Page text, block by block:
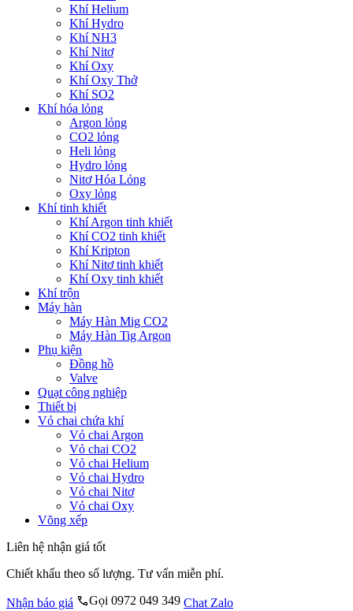
Khí Helium
Khí Hydro
Khí NH3
Khí Nitơ
Khí Oxy
Khí Oxy Thở
Khí SO2
Khí hóa lỏng
Argon lỏng
CO2 lỏng
Heli lỏng
Hydro lỏng
Nitơ Hóa Lỏng
Oxy lỏng
Khí tinh khiết
Khí Argon tinh khiết
Khí CO2 tinh khiết
Khí Kripton
Khí Nitơ tinh khiết
Khí Oxy tinh khiết
Khí trộn
Máy hàn
Máy Hàn Mig CO2
Máy Hàn Tig Argon
Phụ kiện
Đồng hồ
Valve
Quạt công nghiệp
Thiết bị
Vỏ chai chứa khí
Vỏ chai Argon
Vỏ chai CO2
Vỏ chai Helium
Vỏ chai Hydro
Vỏ chai Nitơ
Vỏ chai Oxy
Võng xếp
Liên hệ nhận giá tốt
Chiết khấu theo số lượng. Tư vấn miễn phí.
Nhận báo giá Gọi 0972 049 349 Chat Zalo